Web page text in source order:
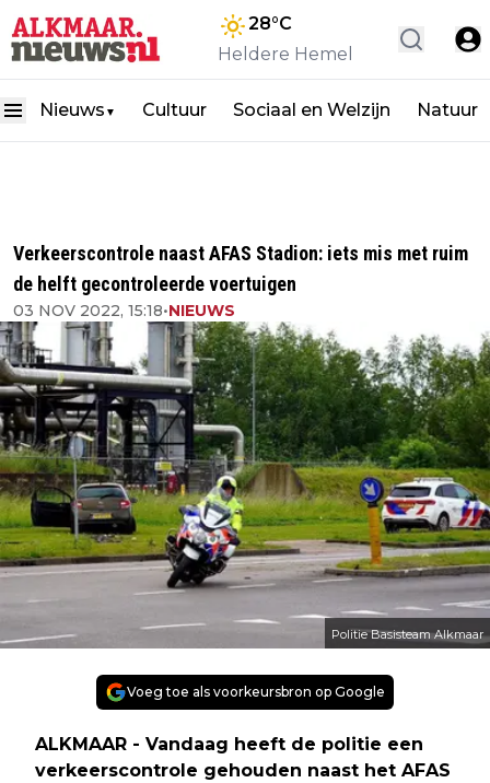
28°C
Heldere Hemel
Nieuws ▼ Cultuur Sociaal en Welzijn Natuur
Verkeerscontrole naast AFAS Stadion: iets mis met ruim
de helft gecontroleerde voertuigen
03 NOV 2022, 15:18•NIEUWS
Politie Basisteam Alkmaar
Voeg toe als voorkeursbron op Google
ALKMAAR - Vandaag heeft de politie een
verkeerscontrole gehouden naast het AFAS